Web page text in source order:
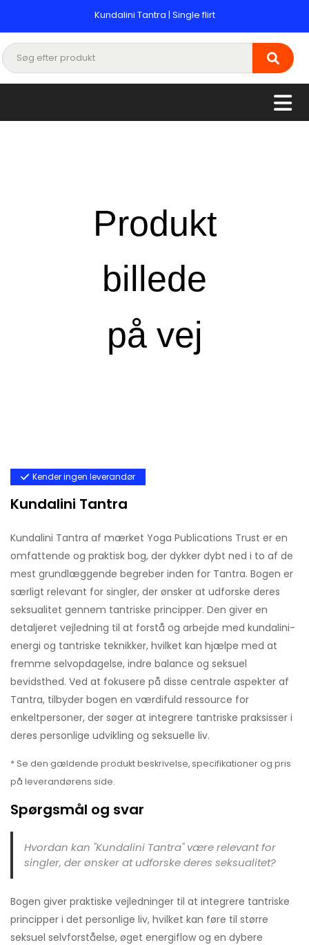
Kundalini Tantra | Single flirt
Kender ingen leverandør
Kundalini Tantra
Kundalini Tantra af mærket Yoga Publications Trust er en
omfattende og praktisk bog, der dykker dybt ned i to af de
mest grundlæggende begreber inden for Tantra. Bogen er
særligt relevant for singler, der ønsker at udforske deres
seksualitet gennem tantriske principper. Den giver en
detaljeret vejledning til at forstå og arbejde med kundalini-
energi og tantriske teknikker, hvilket kan hjælpe med at
fremme selvopdagelse, indre balance og seksuel
bevidsthed. Ved at fokusere på disse centrale aspekter af
Tantra, tilbyder bogen en værdifuld ressource for
enkeltpersoner, der søger at integrere tantriske praksisser i
deres personlige udvikling og seksuelle liv.
* Se den gældende produkt beskrivelse, specifikationer og pris
på leverandørens side.
Spørgsmål og svar
Hvordan kan "Kundalini Tantra" være relevant for
singler, der ønsker at udforske deres seksualitet?
Bogen giver praktiske vejledninger til at integrere tantriske
principper i det personlige liv, hvilket kan føre til større
seksuel selvforståelse, øget energiflow og en dybere